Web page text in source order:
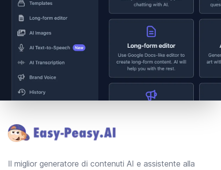
Il miglior generatore di contenuti AI e assistente alla